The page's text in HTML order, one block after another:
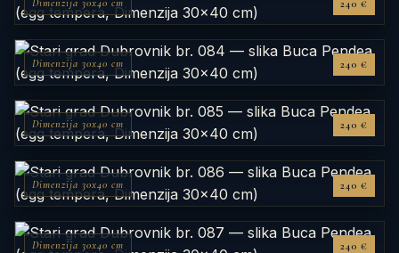
Dimenzija 30x40 cm 240 €
Dimenzija 30x40 cm 240 €
Dimenzija 30x40 cm 240 €
Dimenzija 30x40 cm 240 €
Dimenzija 30x40 cm 240 €